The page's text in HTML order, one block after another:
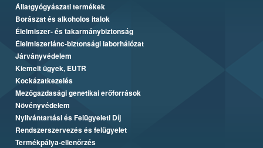
Állatgyógyászati termékek
Borászat és alkoholos italok
Élelmiszer- és takarmánybiztonság
Élelmiszerlánc-biztonsági laborhálózat
Járványvédelem
Kiemelt ügyek, EUTR
Kockázatkezelés
Mezőgazdasági genetikai erőforrások
Növényvédelem
Nyilvántartási és Felügyeleti Díj
Rendszerszervezés és felügyelet
Termékpálya-ellenőrzés